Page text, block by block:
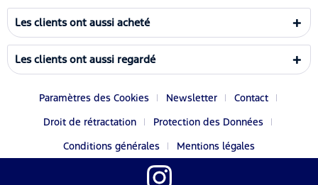
Les clients ont aussi acheté
Les clients ont aussi regardé
Paramètres des Cookies Newsletter
Contact
Droit de rétractation
Protection des Données
Conditions générales
Mentions légales